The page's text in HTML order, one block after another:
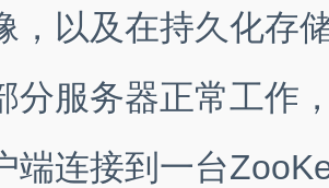
，以及在持久化存
分服务器正常工作
端连接到一台